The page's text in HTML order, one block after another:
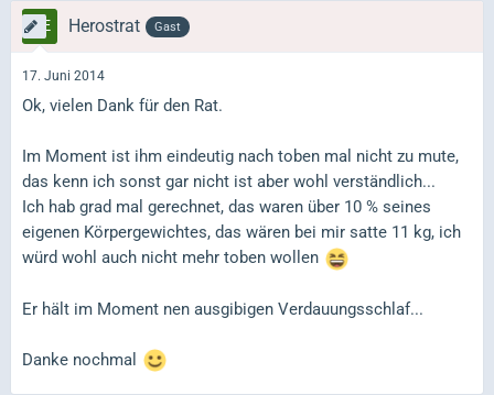
Herostrat Gast
17. Juni 2014
Ok, vielen Dank für den Rat.
Im Moment ist ihm eindeutig nach toben mal nicht zu mute,
das kenn ich sonst gar nicht ist aber wohl verständlich...
Ich hab grad mal gerechnet, das waren über 10 % seines
eigenen Körpergewichtes, das wären bei mir satte 11 kg, ich
würd wohl auch nicht mehr toben wollen
Er hält im Moment nen ausgibigen Verdauungsschlaf...
Danke nochmal